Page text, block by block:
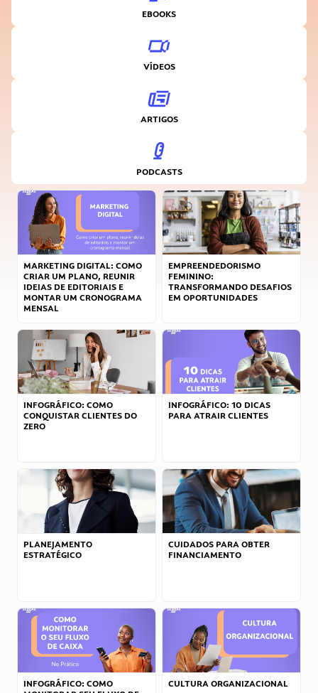
EBOOKS
VÍDEOS
ARTIGOS
PODCASTS
MARKETING DIGITAL: COMO
CRIAR UM PLANO, REUNIR
IDEIAS DE EDITORIAIS E
MONTAR UM CRONOGRAMA
MENSAL
EMPREENDEDORISMO
FEMININO:
TRANSFORMANDO DESAFIOS
EM OPORTUNIDADES
INFOGRÁFICO: COMO
CONQUISTAR CLIENTES DO
ZERO
INFOGRÁFICO: 10 DICAS
PARA ATRAIR CLIENTES
PLANEJAMENTO
ESTRATÉGICO
CUIDADOS PARA OBTER
FINANCIAMENTO
INFOGRÁFICO: COMO
CULTURA ORGANIZACIONAL